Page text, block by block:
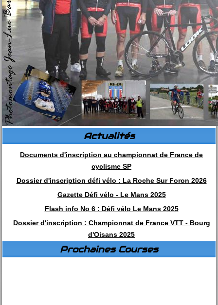
Actualités
Documents d'inscription au championnat de France de
cyclisme SP
Dossier d'inscription défi vélo : La Roche Sur Foron 2026
Gazette Défi vélo - Le Mans 2025
Flash info No 6 : Défi vélo Le Mans 2025
Dossier d'inscription : Championnat de France VTT - Bourg
d'Oisans 2025
Prochaines Courses